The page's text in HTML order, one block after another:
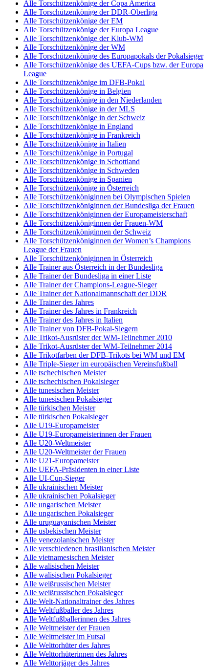
Alle Torschützenkönige der Copa America
Alle Torschützenkönige der DDR-Oberliga
Alle Torschützenkönige der EM
Alle Torschützenkönige der Europa League
Alle Torschützenkönige der Klub-WM
Alle Torschützenkönige der WM
Alle Torschützenkönige des Europapokals der Pokalsieger
Alle Torschützenkönige des UEFA-Cups bzw. der Europa
League
Alle Torschützenkönige im DFB-Pokal
Alle Torschützenkönige in Belgien
Alle Torschützenkönige in den Niederlanden
Alle Torschützenkönige in der MLS
Alle Torschützenkönige in der Schweiz
Alle Torschützenkönige in England
Alle Torschützenkönige in Frankreich
Alle Torschützenkönige in Italien
Alle Torschützenkönige in Portugal
Alle Torschützenkönige in Schottland
Alle Torschützenkönige in Schweden
Alle Torschützenkönige in Spanien
Alle Torschützenkönige in Österreich
Alle Torschützenköniginnen bei Olympischen Spielen
Alle Torschützenköniginnen der Bundesliga der Frauen
Alle Torschützenköniginnen der Europameisterschaft
Alle Torschützenköniginnen der Frauen-WM
Alle Torschützenköniginnen der Schweiz
Alle Torschützenköniginnen der Women’s Champions
League der Frauen
Alle Torschützenköniginnen in Österreich
Alle Trainer aus Österreich in der Bundesliga
Alle Trainer der Bundesliga in einer Liste
Alle Trainer der Champions-League-Sieger
Alle Trainer der Nationalmannschaft der DDR
Alle Trainer des Jahres
Alle Trainer des Jahres in Frankreich
Alle Trainer des Jahres in Italien
Alle Trainer von DFB-Pokal-Siegern
Alle Trikot-Ausrüster der WM-Teilnehmer 2010
Alle Trikot-Ausrüster der WM-Teilnehmer 2014
Alle Trikotfarben der DFB-Trikots bei WM und EM
Alle Triple-Sieger im europäischen Vereinsfußball
Alle tschechischen Meister
Alle tschechischen Pokalsieger
Alle tunesischen Meister
Alle tunesischen Pokalsieger
Alle türkischen Meister
Alle türkischen Pokalsieger
Alle U19-Europameister
Alle U19-Europameisterinnen der Frauen
Alle U20-Weltmeister
Alle U20-Weltmeister der Frauen
Alle U21-Europameister
Alle UEFA-Präsidenten in einer Liste
Alle UI-Cup-Sieger
Alle ukrainischen Meister
Alle ukrainischen Pokalsieger
Alle ungarischen Meister
Alle ungarischen Pokalsieger
Alle uruguayanischen Meister
Alle usbekischen Meister
Alle venezolanischen Meister
Alle verschiedenen brasilianischen Meister
Alle vietnamesischen Meister
Alle walisischen Meister
Alle walisischen Pokalsieger
Alle weißrussischen Meister
Alle weißrussischen Pokalsieger
Alle Welt-Nationaltrainer des Jahres
Alle Weltfußballer des Jahres
Alle Weltfußballerinnen des Jahres
Alle Weltmeister der Frauen
Alle Weltmeister im Futsal
Alle Welttorhüter des Jahres
Alle Welttorhüterinnen des Jahres
Alle Welttorjäger des Jahres